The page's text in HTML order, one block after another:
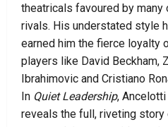
theatricals favoured by many
rivals. His understated style
earned him the fierce loyalty
players like David Beckham,
Ibrahimovic and Cristiano
In Quiet Leadership, Ancelotti
reveals the full, riveting story